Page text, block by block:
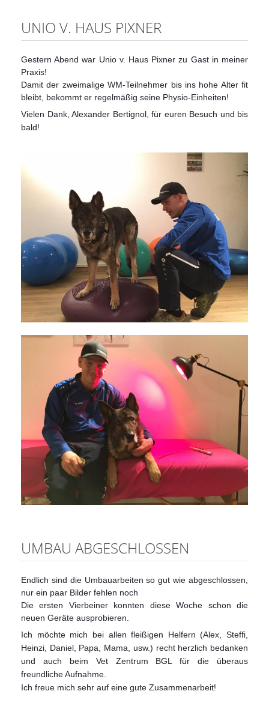
UNIO V. HAUS PIXNER
Gestern Abend war Unio v. Haus Pixner zu Gast in meiner
Praxis!
Damit der zweimalige WM-Teilnehmer bis ins hohe Alter fit
bleibt, bekommt er regelmäßig seine Physio-Einheiten!
Vielen Dank, Alexander Bertignol, für euren Besuch und bis
bald!
UMBAU ABGESCHLOSSEN
Endlich sind die Umbauarbeiten so gut wie abgeschlossen,
nur ein paar Bilder fehlen noch
Die ersten Vierbeiner konnten diese Woche schon die
neuen Geräte ausprobieren.
Ich möchte mich bei allen fleißigen Helfern (Alex, Steffi,
Heinzi, Daniel, Papa, Mama, usw.) recht herzlich bedanken
und auch beim Vet Zentrum BGL für die überaus
freundliche Aufnahme.
Ich freue mich sehr auf eine gute Zusammenarbeit!